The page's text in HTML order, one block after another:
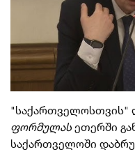
"საქართველოსთვის"
ფორმულას ეთერში
საქართველოში